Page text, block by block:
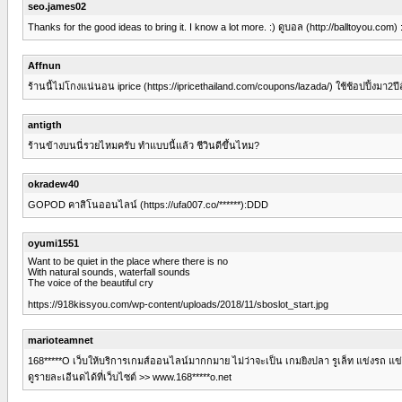
seo.james02
Thanks for the good ideas to bring it. I know a lot more. :) ดูบอล (http://balltoyou.com)
Affnun
ร้านนี้ไม่โกงแน่นอน iprice (https://ipricethailand.com/coupons/lazada/) ใช้ช้อปปิ้งมา2ปี
antigth
ร้านข้างบนนี่รวยไหมครับ ทำแบบนี้แล้ว ชีวินดีขึ้นไหม?
okradew40
GOPOD คาสิโนออนไลน์ (https://ufa007.co/******):DDD
oyumi1551
Want to be quiet in the place where there is no
With natural sounds, waterfall sounds
The voice of the beautiful cry
https://918kissyou.com/wp-content/uploads/2018/11/sboslot_start.jpg
marioteamnet
168*****O เว็บให้บริการเกมส์ออนไลน์มากกมาย ไม่ว่าจะเป็น เกมยิงปลา รูเล็ท แข่งรถ แ
ดูรายละเอีนดได้ที่เว็บไซต์ >> www.168*****o.net